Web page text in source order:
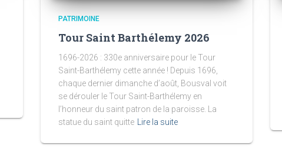
PATRIMOINE
Tour Saint Barthélemy 2026
1696-2026 : 330e anniversaire pour le Tour
Saint-Barthélemy cette année ! Depuis 1696,
chaque dernier dimanche d’août, Bousval voit
se dérouler le Tour Saint-Barthélemy en
l’honneur du saint patron de la paroisse. La
statue du saint quitte
Lire la suite